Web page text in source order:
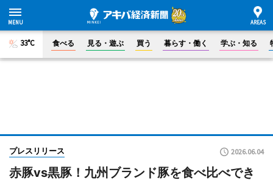
33°C 食べる 見る・遊ぶ 買う 暮らす・働く 学ぶ・知る
プレスリリース 2026.06.04
赤豚vs黒豚！九州ブランド豚を食べ比べでき